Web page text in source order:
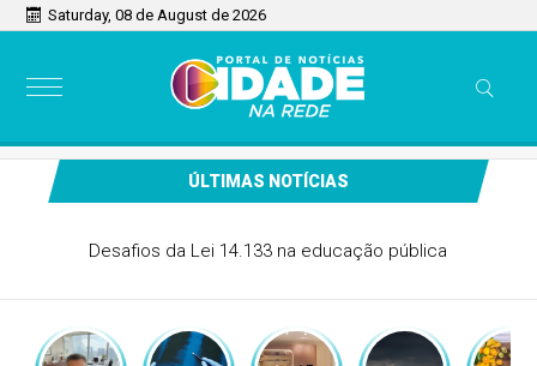
Saturday, 08 de August de 2026
ÚLTIMAS NOTÍCIAS
CONITEC abre consulta para Hipertensão Arterial Pulmonar